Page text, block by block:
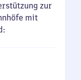
zur
mit